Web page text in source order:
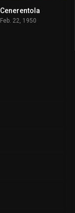
Cenerentola
Feb. 22, 1950